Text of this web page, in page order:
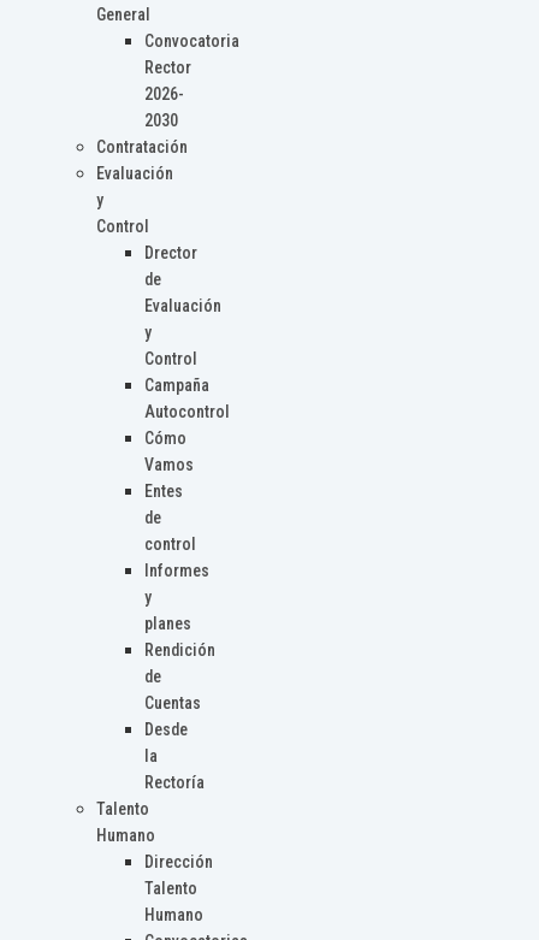
General
Convocatoria
Rector
2026-
2030
Contratación
Evaluación
y
Control
Drector
de
Evaluación
y
Control
Campaña
Autocontrol
Cómo
Vamos
Entes
de
control
Informes
y
planes
Rendición
de
Cuentas
Desde
la
Rectoría
Talento
Humano
Dirección
Talento
Humano